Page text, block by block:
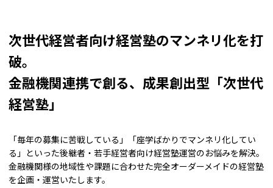
次世代経営者向け経営塾のマンネリ化を打
破。
金融機関連携で創る、成果創出型「次世代
経営塾」
「毎年の募集に苦戦している」「座学ばかりでマンネリ化してい
る」といった後継者・若手経営者向け経営塾運営のお悩みを解決。
金融機関様の地域性や課題に合わせた完全オーダーメイドの経営塾
を企画・運営いたします。